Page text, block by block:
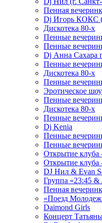
Пенная
Dj Игорь КОКС
Дискотека 80-х
Пенные
Пенные
Dj Анна Сахара
Пенные
Дискотека 80-х
Пенные
Эротическое
Пенные
Дискотека 80-х
Пенные
Dj Kenia
Пенные
Пенные
Открытие клуба
Открытие
DJ Нил & Evan
Группа «23:45 &
Пенная
«Поезд
Daimond Girls
Концерт